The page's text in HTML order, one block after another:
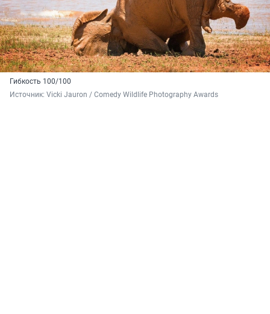
Гибкость 100/100
Источник: Vicki Jauron / Comedy Wildlife Photography Awards